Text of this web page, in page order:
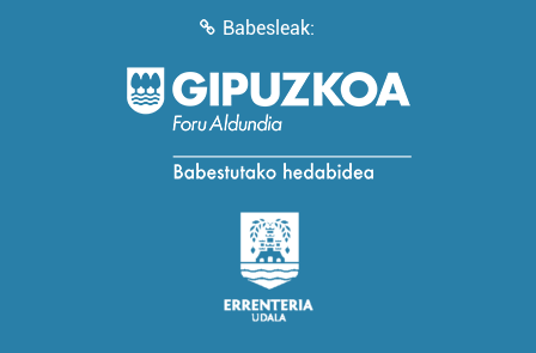
Babesleak: